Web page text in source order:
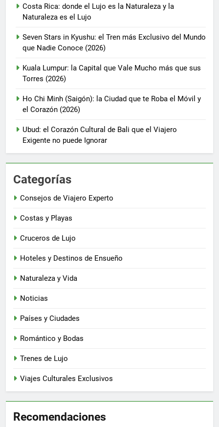
Costa Rica: donde el Lujo es la Naturaleza y la
Naturaleza es el Lujo
Seven Stars in Kyushu: el Tren más Exclusivo del Mundo
que Nadie Conoce (2026)
Kuala Lumpur: la Capital que Vale Mucho más que sus
Torres (2026)
Ho Chi Minh (Saigón): la Ciudad que te Roba el Móvil y
el Corazón (2026)
Ubud: el Corazón Cultural de Bali que el Viajero
Exigente no puede Ignorar
Categorías
Consejos de Viajero Experto
Costas y Playas
Cruceros de Lujo
Hoteles y Destinos de Ensueño
Naturaleza y Vida
Noticias
Países y Ciudades
Romántico y Bodas
Trenes de Lujo
Viajes Culturales Exclusivos
Recomendaciones